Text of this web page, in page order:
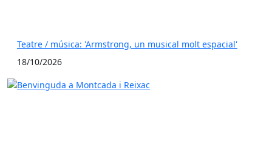
Teatre / música: 'Armstrong, un musical molt espacial'
18/10/2026